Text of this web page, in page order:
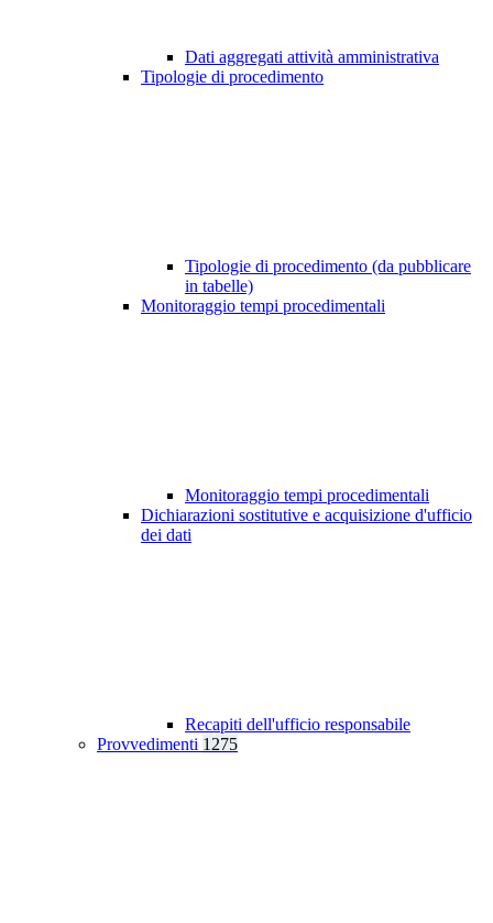
Dati aggregati attività amministrativa
Tipologie di procedimento
Tipologie di procedimento (da pubblicare
in tabelle)
Monitoraggio tempi procedimentali
Monitoraggio tempi procedimentali
Dichiarazioni sostitutive e acquisizione d'ufficio
dei dati
Recapiti dell'ufficio responsabile
Provvedimenti 1275